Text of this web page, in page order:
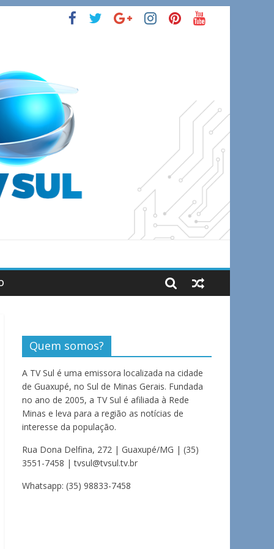
Quem somos?
A TV Sul é uma emissora localizada na cidade
de Guaxupé, no Sul de Minas Gerais. Fundada
no ano de 2005, a TV Sul é afiliada à Rede
Minas e leva para a região as notícias de
interesse da população.
Rua Dona Delfina, 272 | Guaxupé/MG | (35)
3551-7458 | tvsul@tvsul.tv.br
Whatsapp: (35) 98833-7458